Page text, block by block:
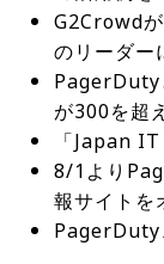
ら直接
になった。
し、軽微なイ
レートする
PagerDutyと
能。なお、管
ザーによる
作成に利用可
択することが
ーズと一致
如は、プロジ
いは最悪の
つながる可能
ーも進捗を妨
たり、完璧
れるまで先延
AI」がまん
だ。・イベン
Meetup
0〜19:30・場
ウン八重洲
ミッドタウン
階）・主催：
申し込みは
欄にイベン
典：
G2Crowd
のリーダー
PagerDuty
が300を超
「Japan
8/1より
報サイトを
PagerDuty